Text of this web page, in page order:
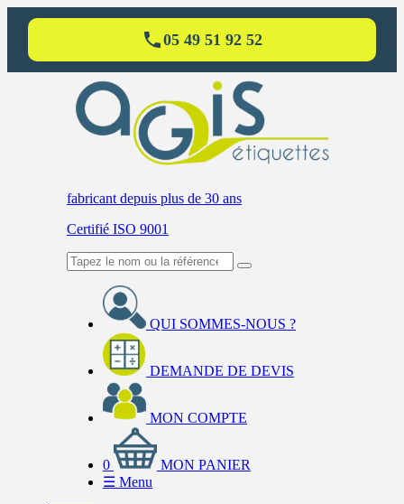
05 49 51 92 52
fabricant depuis plus de 30 ans
Certifié ISO 9001
QUI SOMMES-NOUS ?
DEMANDE DE DEVIS
MON COMPTE
0
MON PANIER
☰ Menu